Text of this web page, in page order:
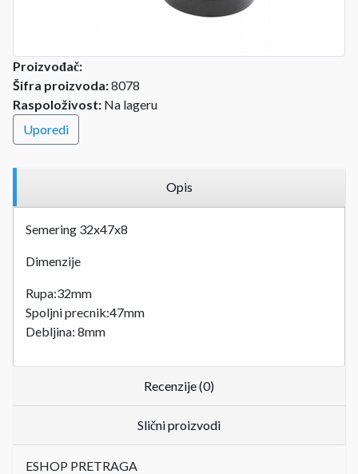
Proizvođač:
Šifra proizvoda:8078
Raspoloživost: Na lageru
Uporedi
Opis
Semering 32x47x8
Dimenzije
Rupa:32mm
Spoljni precnik:47mm
Debljina: 8mm
Recenzije (0)
Slični proizvodi
ESHOP PRETRAGA